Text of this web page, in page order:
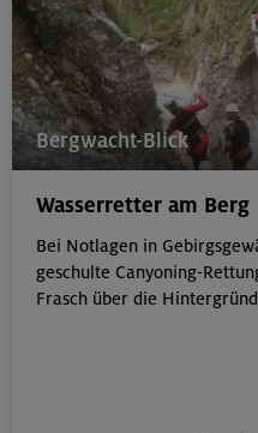
Bergwacht-Blick
Wasserretter am Berg
Bei Notlagen in
geschulte Canyoning-
Frasch über die